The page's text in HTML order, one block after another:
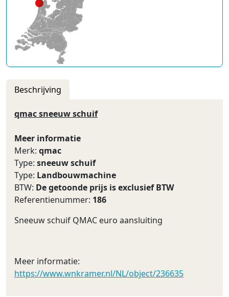
Beschrijving
qmac sneeuw schuif
Meer informatie
Merk: qmac
Type: sneeuw schuif
Type: Landbouwmachine
BTW: De getoonde prijs is exclusief BTW
Referentienummer: 186
Sneeuw schuif QMAC euro aansluiting
Meer informatie:
https://www.wnkramer.nl/NL/object/236635